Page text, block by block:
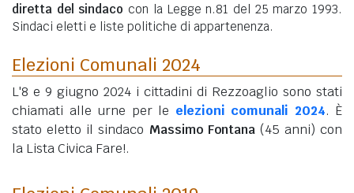
diretta del sindaco con la Legge n.81 del 25 marzo 1993.
Sindaci eletti e liste politiche di appartenenza.
Elezioni Comunali 2024
L'8 e 9 giugno 2024 i cittadini di Rezzoaglio sono stati
chiamati alle urne per le elezioni comunali 2024. È
stato eletto il sindaco Massimo Fontana (45 anni) con
la Lista Civica Fare!.